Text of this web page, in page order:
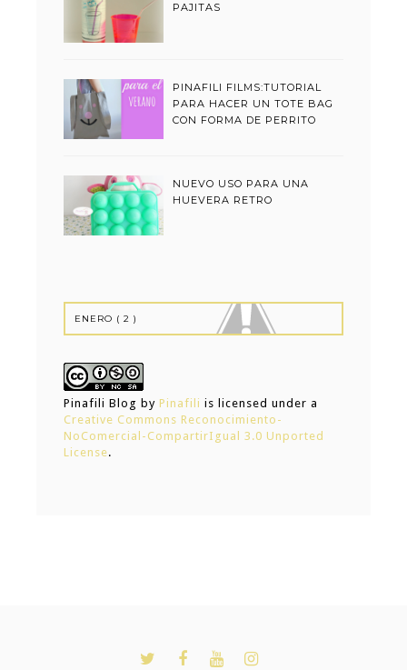
PAJITAS
PINAFILI FILMS:TUTORIAL
PARA HACER UN TOTE BAG
CON FORMA DE PERRITO
NUEVO USO PARA UNA
HUEVERA RETRO
Pinafili Blog by Pinafili is licensed under a
Creative Commons Reconocimiento-
NoComercial-CompartirIgual 3.0 Unported
License.